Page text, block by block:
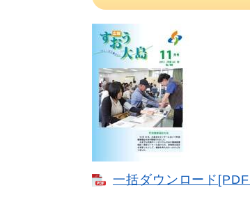
一括ダウンロード​